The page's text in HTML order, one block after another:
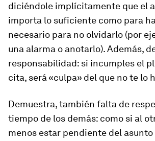
diciéndole implícitamente que el
importa lo suficiente como para
necesario para no olvidarlo (por
una alarma o anotarlo). Además,
responsabilidad: si incumples el
cita, será «culpa» del que no te lo
Demuestra, también falta de
tiempo de los demás: como si al
menos estar pendiente del asunto